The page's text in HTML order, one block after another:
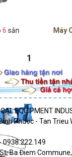
6 sản
Máy
1
EQUIPMENT
Phuoc - Tan Trieu
0938.222.149
Ba Điem